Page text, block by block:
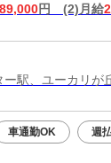
円 (2)月給
駅、ユーカリが
車通勤OK 週